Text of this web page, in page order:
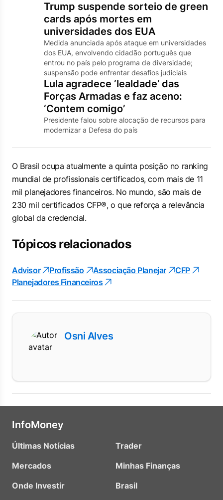
Trump suspende sorteio de green
cards após mortes em
universidades dos EUA
Medida anunciada após ataque em universidades
dos EUA, envolvendo cidadão português que
entrou no país pelo programa de diversidade;
suspensão pode enfrentar desafios judiciais
Lula agradece ‘lealdade’ das
Forças Armadas e faz aceno:
‘Contem comigo’
Presidente falou sobre alocação de recursos para
modernizar a Defesa do país
O Brasil ocupa atualmente a quinta posição no ranking
mundial de profissionais certificados, com mais de 11
mil planejadores financeiros. No mundo, são mais de
230 mil certificados CFP®, o que reforça a relevância
global da credencial.
Tópicos relacionados
Advisor Profissão Associação Planejar
CFP
Planejadores Financeiros
Osni Alves
InfoMoney
Últimas Notícias
Mercados
Onde Investir
Trader
Minhas Finanças
Brasil